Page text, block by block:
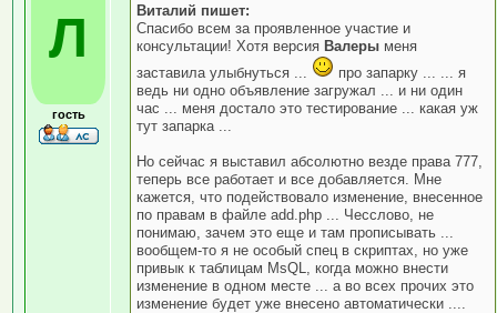
Л
гость
Виталий пишет:
Спасибо всем за проявленное участие и
консультации! Хотя версия Валеры меня
заставила улыбнуться ...
про запарку ... ... я
ведь ни одно объявление загружал ... и ни один
час ... меня достало это тестирование ... какая уж
тут запарка ...
Но сейчас я выставил абсолютно везде права 777,
теперь все работает и все добавляется. Мне
кажется, что подействовало изменение, внесенное
по правам в файле add.php ... Чесслово, не
понимаю, зачем это еще и там прописывать ...
вообщем-то я не особый спец в скриптах, но уже
привык к таблицам MsQL, когда можно внести
изменение в одном месте ... а во всех прочих это
изменение будет уже внесено автоматически ....